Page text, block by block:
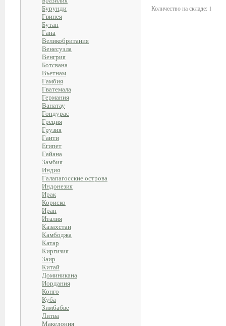
Бурунди
Гвинея
Бутан
Гана
Великобритания
Венесуэла
Венгрия
Ботсвана
Вьетнам
Гамбия
Гватемала
Германия
Ванатау
Гондурас
Греция
Грузия
Гаити
Египет
Гайана
Замбия
Индия
Галапагосские острова
Индонезия
Ирак
Кориско
Иран
Италия
Казахстан
Камбоджа
Катар
Киргизия
Заир
Китай
Доминикана
Иордания
Конго
Куба
Зимбабве
Литва
Македония
Количество на складе: 1